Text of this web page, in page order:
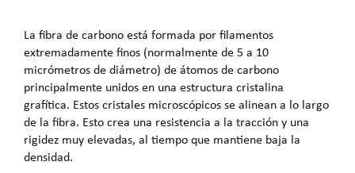
La fibra de carbono está formada por filamentos
extremadamente finos (normalmente de 5 a 10
micrómetros de diámetro) de átomos de carbono
principalmente unidos en una estructura cristalina
grafítica. Estos cristales microscópicos se alinean a lo largo
de la fibra. Esto crea una resistencia a la tracción y una
rigidez muy elevadas, al tiempo que mantiene baja la
densidad.